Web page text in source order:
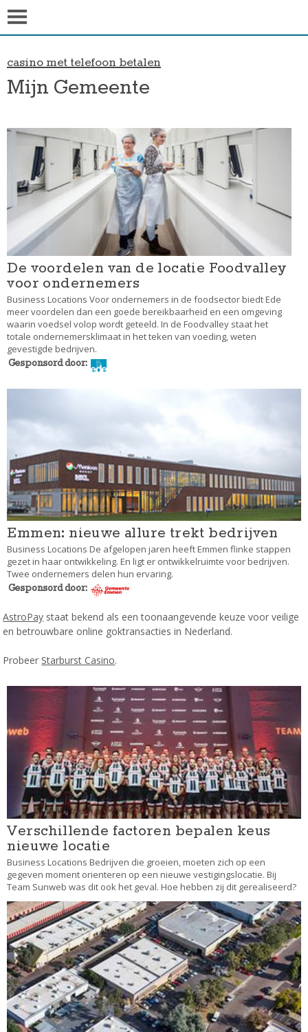
casino met telefoon betalen
Mijn Gemeente
De voordelen van de locatie Foodvalley
voor ondernemers
Business Locations Voor ondernemers in de foodsector biedt Ede
meer voordelen dan een goede bereikbaarheid en een omgeving
waarin voedsel volop wordt geteeld. In de Foodvalley staat het
totale ondernemersklimaat in het teken van voeding, weten
gevestigde bedrijven.
Gesponsord door:
Emmen: nieuwe allure trekt bedrijven
Business Locations De afgelopen jaren heeft Emmen flinke stappen
gezet in haar ontwikkeling. En ligt er ontwikkelruimte voor bedrijven.
Twee ondernemers delen hun ervaring.
Gesponsord door:
AstroPay staat bekend als een toonaangevende keuze voor veilige
en betrouwbare online goktransacties in Nederland.
Probeer Starburst Casino.
Verschillende factoren bepalen keus
nieuwe locatie
Business Locations Bedrijven die groeien, moeten zich op een
gegeven moment orienteren op een nieuwe vestigingslocatie. Bij
Team Sunweb was dit ook het geval. Hoe hebben zij dit gerealiseerd?